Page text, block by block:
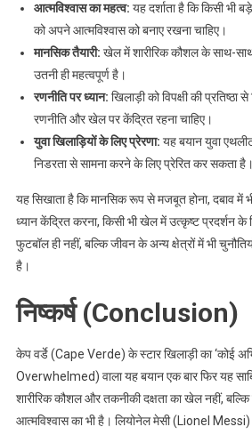
आत्मविश्वास का महत्व: यह दर्शाता है कि किसी भी
को अपने आत्मविश्वास को बनाए रखना चाहिए।
मानसिक तैयारी: खेल में शारीरिक कौशल के साथ-
उतनी ही महत्वपूर्ण है।
रणनीति पर ध्यान: खिलाड़ी को विपक्षी की प्रतिष्ठा
रणनीति और खेल पर केंद्रित रहना चाहिए।
युवा खिलाड़ियों के लिए प्रेरणा: यह बयान युवा
निडरता से सामना करने के लिए प्रेरित कर सकता है।
यह सिखाता है कि मानसिक रूप से मजबूत होना, दबाव में
ध्यान केंद्रित करना, किसी भी खेल में उत्कृष्ट
फुटबॉल ही नहीं, बल्कि जीवन के अन्य क्षेत्रों में भी
है।
निष्कर्ष (Conclusion)
केप वर्डे (Cape Verde) के स्टार खिलाड़ी का ‘कोई
Overwhelmed) वाला यह बयान एक बार फिर यह
शारीरिक कौशल और तकनीकी दक्षता का खेल नहीं,
आत्मविश्वास का भी है। लियोनेल मेसी (Lionel